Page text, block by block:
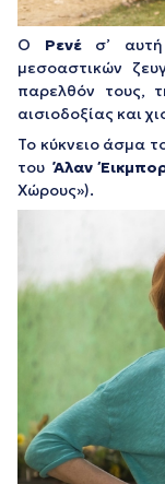
Ο Ρενέσ’ αυτή
μεσοαστικών
παρελθόν τους,
αισιοδοξίας και
Το κύκνειο άσμα
τουΆλαν
Χώρους»).